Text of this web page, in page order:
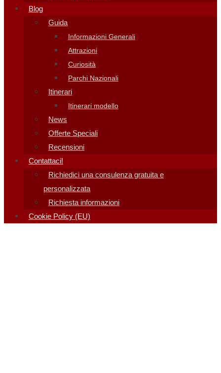
Blog
Guida
Informazioni Generali
Attrazioni
Curiosità
Parchi Nazionali
Itinerari
Itinerari modello
News
Offerte Speciali
Recensioni
Contattaci!
Richiedici una consulenza gratuita e
personalizzata
Richiesta informazioni
Cookie Policy (EU)